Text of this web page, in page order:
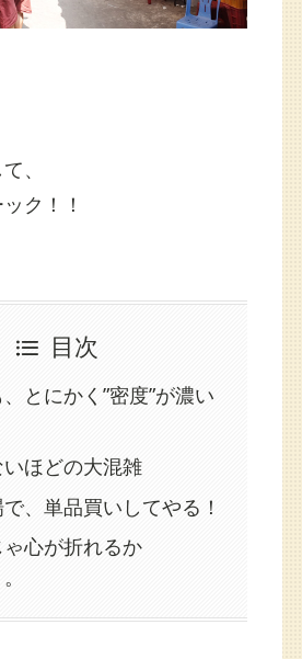
、
ク！！
目次
とにかく”密度”が濃い
ほどの大混雑
、単品買いしてやる！
心が折れるか